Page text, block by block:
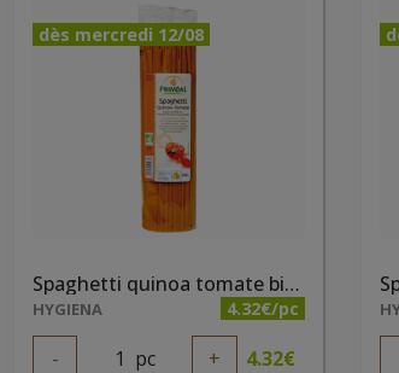
dès mercredi 12/08
Spaghetti quinoa tomate bio 500g
HYGIENA 4.32€/pc
- 1 pc + 4.32€